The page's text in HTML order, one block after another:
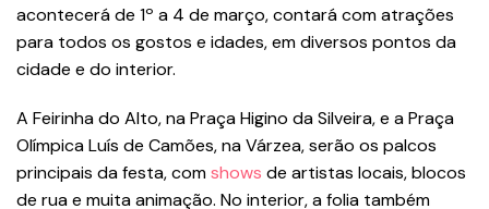
acontecerá de 1º a 4 de março, contará com atrações
para todos os gostos e idades, em diversos pontos da
cidade e do interior.
A Feirinha do Alto, na Praça Higino da Silveira, e a Praça
Olímpica Luís de Camões, na Várzea, serão os palcos
principais da festa, comshows de artistas locais, blocos
de rua e muita animação. No interior, a folia também